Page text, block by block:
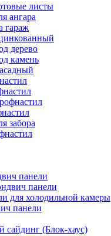
листы
ангара
гараж
дерево
камень
забора
панели
панели
для холодильной камеры
панели
сайдинг (Блок-хаус)